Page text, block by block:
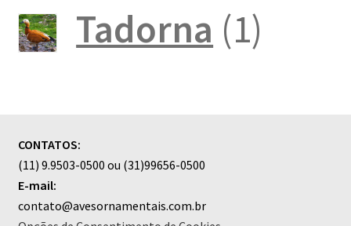
produtos
Tadorna 11
CONTATOS:
(11) 9.9503-0500 ou (31)99656-0500
E-mail:
contato@avesornamentais.com.br